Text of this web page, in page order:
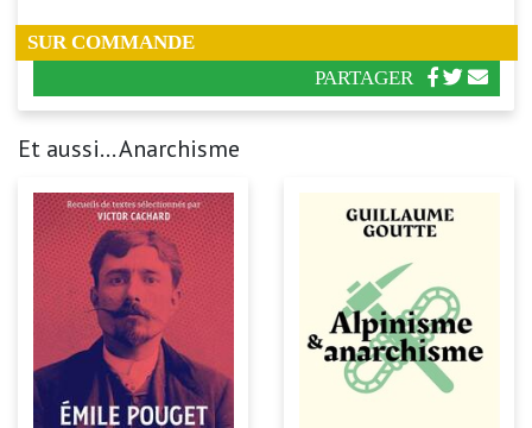
SUR COMMANDE
PARTAGER
Et aussi... Anarchisme